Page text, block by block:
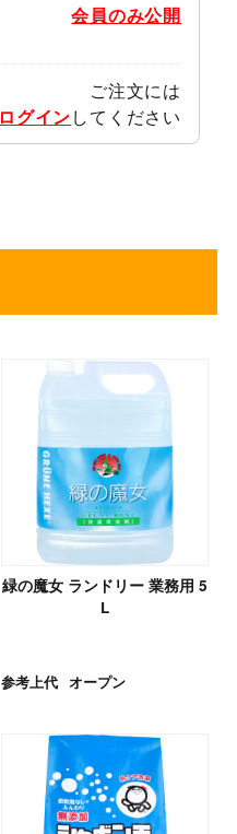
会員のみ公開
ご注文には
ログインしてください
緑の魔女 ランドリー 業務用 5
L
参考上代 オープン